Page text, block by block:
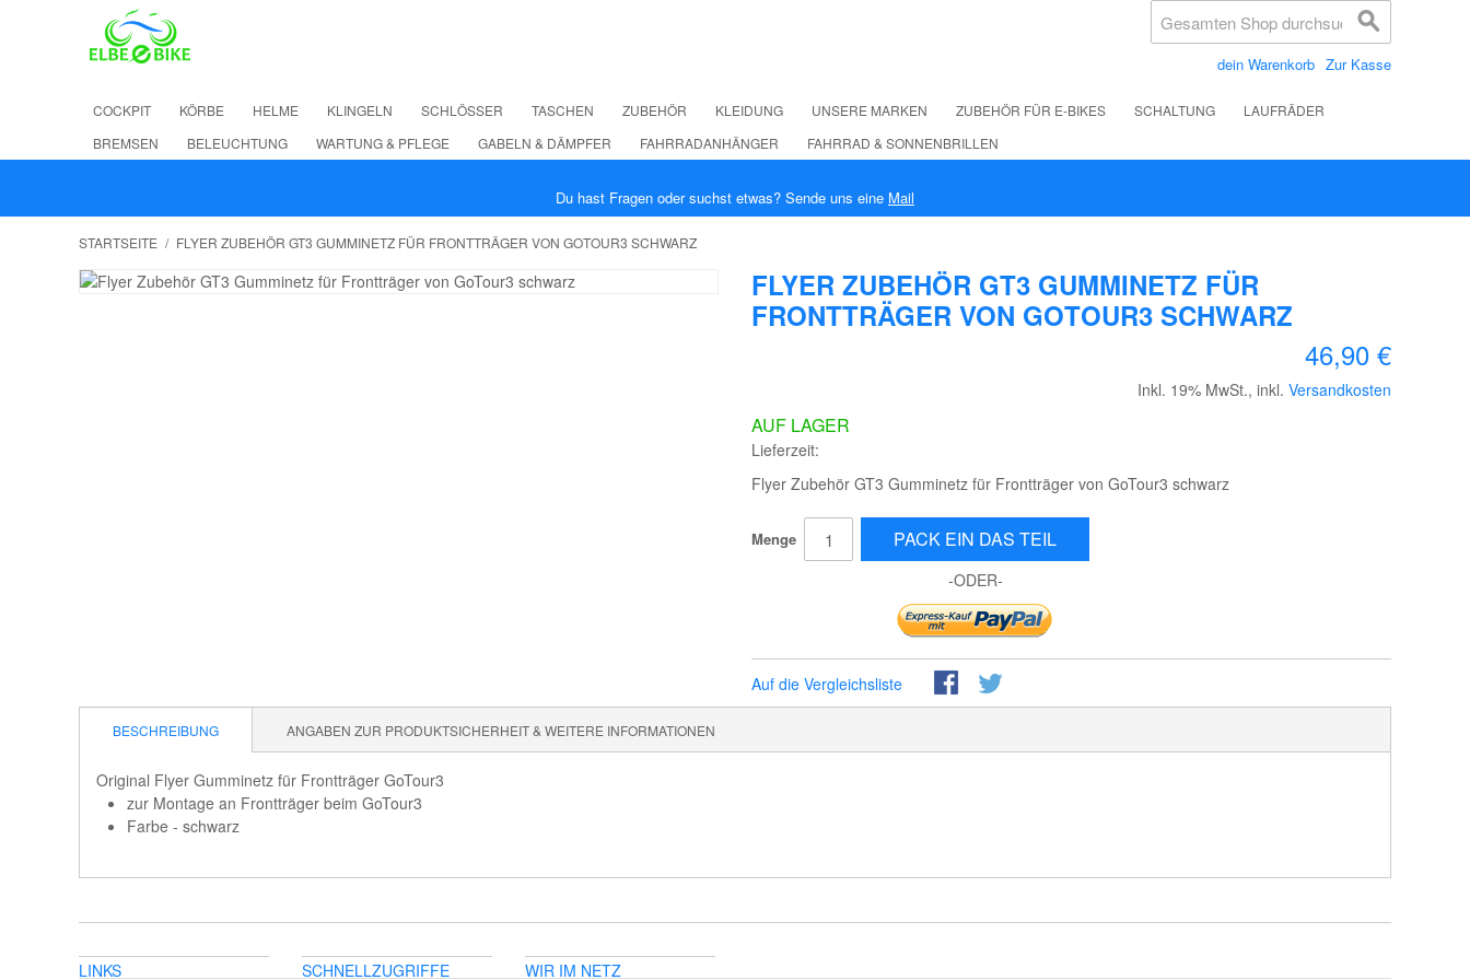
dein Warenkorb Zur Kasse
COCKPIT KÖRBE HELME KLINGELN SCHLÖSSER TASCHEN ZUBEHÖR KLEIDUNG UNSERE MARKEN ZUBEHÖR FÜR E-BIKES SCHALTUNG
LAUFRÄDER
BREMSEN
BELEUCHTUNG WARTUNG & PFLEGE GABELN & DÄMPFER FAHRRADANHÄNGER FAHRRAD & SONNENBRILLEN
Du hast Fragen oder suchst etwas? Sende uns eine Mail
STARTSEITE / FLYER ZUBEHÖR GT3 GUMMINETZ FÜR FRONTTRÄGER VON GOTOUR3 SCHWARZ
FLYER ZUBEHÖR GT3 GUMMINETZ FÜR
FRONTTRÄGER VON GOTOUR3 SCHWARZ
46,90 €
Inkl. 19% MwSt., inkl. Versandkosten
AUF LAGER
Lieferzeit:
Flyer Zubehör GT3 Gumminetz für Frontträger von GoTour3 schwarz
Menge PACK EIN DAS TEIL
-ODER-
Auf die Vergleichsliste
BESCHREIBUNG ANGABEN ZUR PRODUKTSICHERHEIT & WEITERE INFORMATIONEN
Original Flyer Gumminetz für Frontträger GoTour3
zur Montage an Frontträger beim GoTour3
Farbe - schwarz
LINKS SCHNELLZUGRIFFE WIR IM NETZ